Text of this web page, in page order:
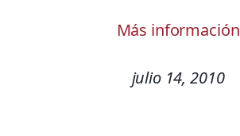
Más información
julio 14, 2010